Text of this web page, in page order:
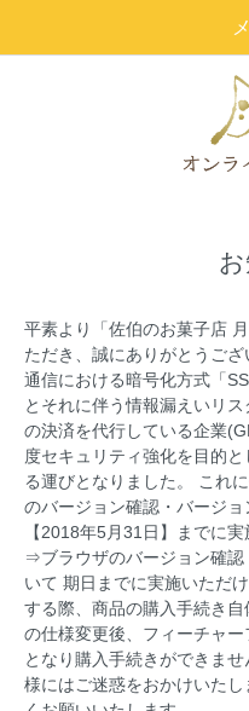
平素より「佐伯のお菓子店
ただき、誠にありがとうご
通信における暗号化方式「
とそれに伴う情報漏えいリ
の決済を代行している企業
度セキュリティ強化を目的
る運びとなりました。 これ
のバージョン確認・バージ
【2018年5月31日】までに
⇒ブラウザのバージョン確認
いて 期日までに実施いただ
する際、商品の購入手続き
の仕様変更後、フィーチャ
となり購入手続きができま
様にはご迷惑をおかけいた